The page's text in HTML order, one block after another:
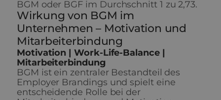
BGM oder BGF im Durchschnitt 1 zu 2,73.
Wirkung von BGM im
Unternehmen – Motivation und
Mitarbeiterbindung
Motivation | Work-Life-Balance |
Mitarbeiterbindung
BGM ist ein zentraler Bestandteil des
Employer Brandings und spielt eine
entscheidende Rolle bei der